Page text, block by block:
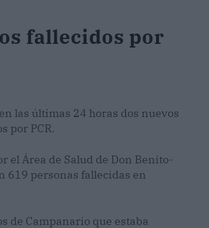
fallecidos por
las últimas 24 horas dos nuevos
por PCR.
el Área de Salud de Don Benito-
619 personas fallecidas en
de Campanario que estaba